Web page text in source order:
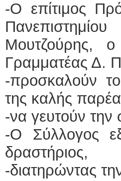
-Ο επίτιμος
Μουτζούρης,
Γραμματέας Δ.
-προσκαλούν
της καλής
-να γευτούν
-Ο Σύλλογος
δραστήριος,
-διατηρώντας